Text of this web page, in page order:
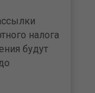
налога
будут